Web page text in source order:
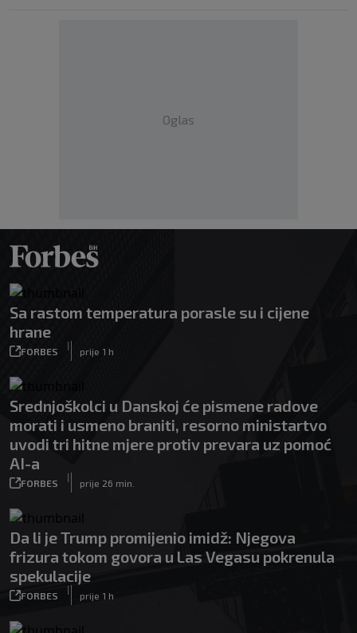
Oglas
Sa rastom temperatura porasle su i cijene
hrane
FORBES
|
prije 1 h
Srednjoškolci u Danskoj će pismene radove
morati i usmeno braniti, resorno ministartvo
uvodi tri hitne mjere protiv prevara uz pomoć
AI-a
FORBES
|
prije 26 min.
Da li je Trump promijenio imidž: Njegova
frizura tokom govora u Las Vegasu pokrenula
spekulacije
FORBES
|
prije 1 h